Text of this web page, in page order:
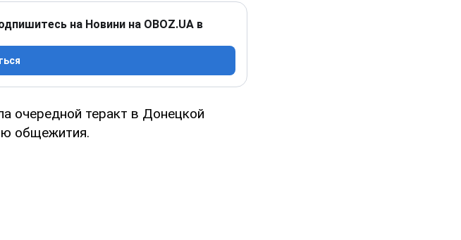
на Новини на OBOZ.UA в
очередной теракт в Донецкой
общежития.